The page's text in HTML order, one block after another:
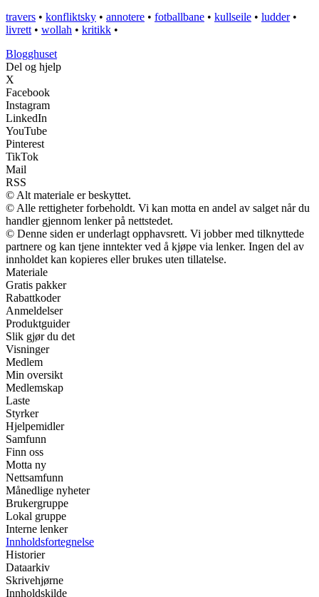
travers • konfliktsky • annotere • fotballbane • kullseile • ludder•
livrett • wollah • kritikk •
Blogghuset
Del og hjelp
X
Facebook
Instagram
LinkedIn
YouTube
Pinterest
TikTok
Mail
RSS
© Alt materiale er beskyttet.
© Alle rettigheter forbeholdt. Vi kan motta en andel av salget når du
handler gjennom lenker på nettstedet.
© Denne siden er underlagt opphavsrett. Vi jobber med tilknyttede
partnere og kan tjene inntekter ved å kjøpe via lenker. Ingen del av
innholdet kan kopieres eller brukes uten tillatelse.
Materiale
Gratis pakker
Rabattkoder
Anmeldelser
Produktguider
Slik gjør du det
Visninger
Medlem
Min oversikt
Medlemskap
Laste
Styrker
Hjelpemidler
Samfunn
Finn oss
Motta ny
Nettsamfunn
Månedlige nyheter
Brukergruppe
Lokal gruppe
Interne lenker
Innholdsfortegnelse
Historier
Dataarkiv
Skrivehjørne
Innholdskilde